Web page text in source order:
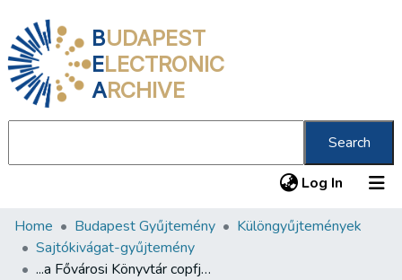
BUDAPEST
ELECTRONIC
ARCHIVE
Search
Log In (current)
Communities & Collections
All of DSpace
Home Budapest Gyűjtemény
Különgyűjtemények
Sajtókivágat-gyűjtemény
...a Fővárosi Könyvtár copfja...